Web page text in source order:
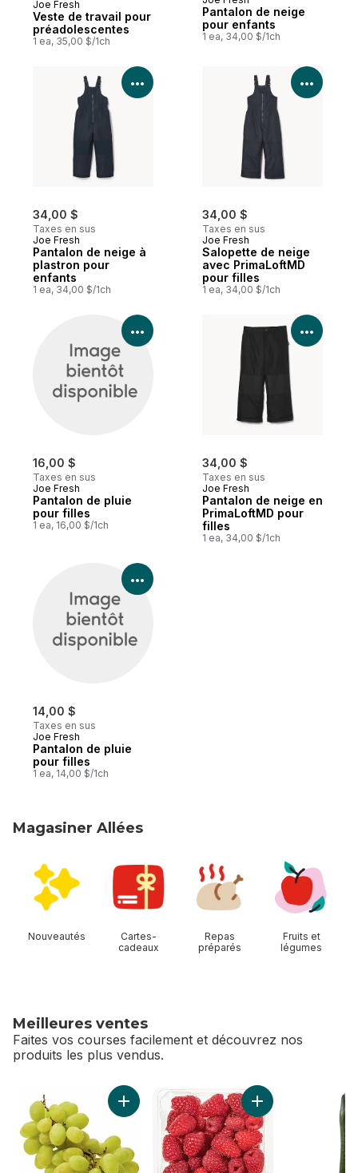
Nouveau
Joe Fresh
Veste de travail pour
préadolescentes
1 ea, 35,00 $/1ch
Pantalon de neige
pour enfants
1 ea, 34,00 $/1ch
34,00 $
Taxes en sus
Joe Fresh
Pantalon de neige à
plastron pour
enfants
1 ea, 34,00 $/1ch
Voir les détails du produit
34,00 $
Taxes en sus
Joe Fresh
Salopette de neige
avec PrimaLoftMD
pour filles
1 ea, 34,00 $/1ch
Voir
16,00 $
Taxes en sus
Joe Fresh
Pantalon de pluie
pour filles
1 ea, 16,00 $/1ch
Voir les détails du produit
34,00 $
Taxes en sus
Joe Fresh
Pantalon de neige en
PrimaLoftMD pour
filles
1 ea, 34,00 $/1ch
Voir
14,00 $
Taxes en sus
Joe Fresh
Pantalon de pluie
pour filles
1 ea, 14,00 $/1ch
Voir les détails du produit
Magasiner Allées
Nouveautés
Cartes-
cadeaux
Repas
préparés
Fruits et
légumes
Meilleures ventes
Faites vos courses facilement et découvrez nos
produits les plus vendus.
sauter Meilleures ventes
Ajouter Raisins verts sans pépins au panier
Ajouter